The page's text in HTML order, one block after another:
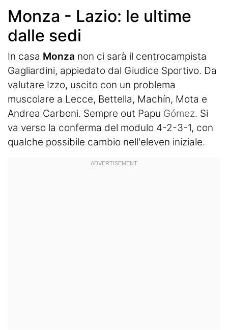
Monza - Lazio: le ultime
dalle sedi
In casa Monza non ci sarà il centrocampista
Gagliardini, appiedato dal Giudice Sportivo. Da
valutare Izzo, uscito con un problema
muscolare a Lecce, Bettella, Machín, Mota e
Andrea Carboni. Sempre out Papu Gómez. Si
va verso la conferma del modulo 4-2-3-1, con
qualche possibile cambio nell'eleven iniziale.